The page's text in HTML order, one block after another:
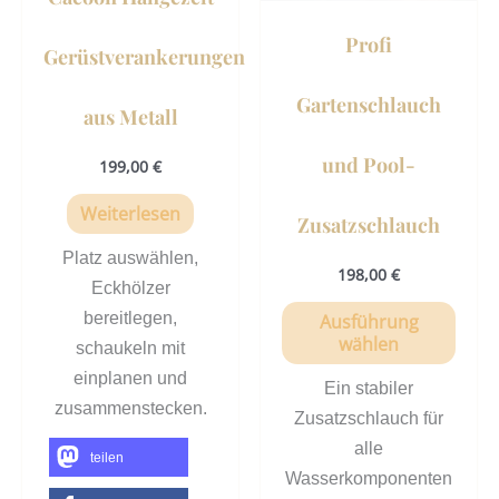
Gerüstverankerungen
aus Metall
199,00 €
Weiterlesen
Platz auswählen,
Eckhölzer
bereitlegen,
schaukeln mit
einplanen und
zusammenstecken.
teilen
Profi
Gartenschlauch
und Pool-
Zusatzschlauch
198,00 €
Ausführung
wählen
Ein stabiler
Zusatzschlauch für
alle
Wasserkomponenten